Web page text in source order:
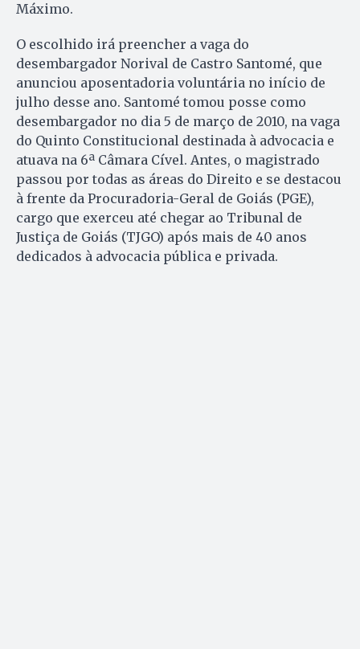
Máximo.
O escolhido irá preencher a vaga do
desembargador Norival de Castro Santomé, que
anunciou aposentadoria voluntária no início de
julho desse ano. Santomé tomou posse como
desembargador no dia 5 de março de 2010, na vaga
do Quinto Constitucional destinada à advocacia e
atuava na 6ª Câmara Cível. Antes, o magistrado
passou por todas as áreas do Direito e se destacou
à frente da Procuradoria-Geral de Goiás (PGE),
cargo que exerceu até chegar ao Tribunal de
Justiça de Goiás (TJGO) após mais de 40 anos
dedicados à advocacia pública e privada.